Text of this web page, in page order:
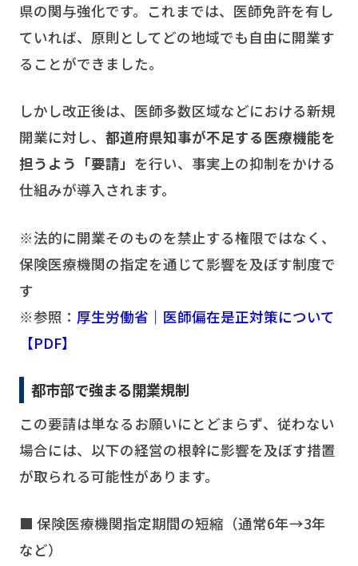
県の関与強化です。これまでは、医師免許を有し
ていれば、原則としてどの地域でも自由に開業す
ることができました。
しかし改正後は、医師多数区域などにおける新規
開業に対し、 都道府県知事が不足する医療機能を
担うよう「要請」 を行い、事実上の抑制をかける
仕組みが導入されます。
※法的に開業そのものを禁止する権限ではなく、
保険医療機関の指定を通じて影響を及ぼす制度で
す
※参照： 厚生労働省｜医師偏在是正対策について
【PDF】
都市部で強まる開業規制
この要請は単なるお願いにとどまらず、従わない
場合には、以下の経営の根幹に影響を及ぼす措置
が取られる可能性があります。
■ 保険医療機関指定期間の短縮（通常6年→3年
など）